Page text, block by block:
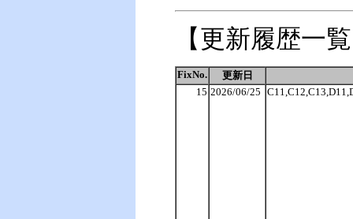
【更新履歴一
FixNo.
更新日
15 2026/06/25